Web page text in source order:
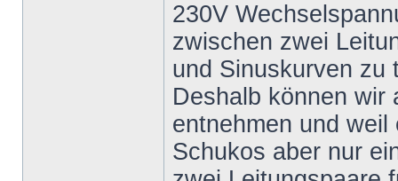
230V
zwischen zwei
und Sinuskurven zu
Deshalb können wir
entnehmen und
Schukos aber nur